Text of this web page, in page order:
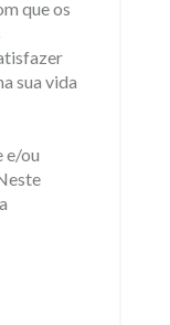
que os
sua vida
e/ou